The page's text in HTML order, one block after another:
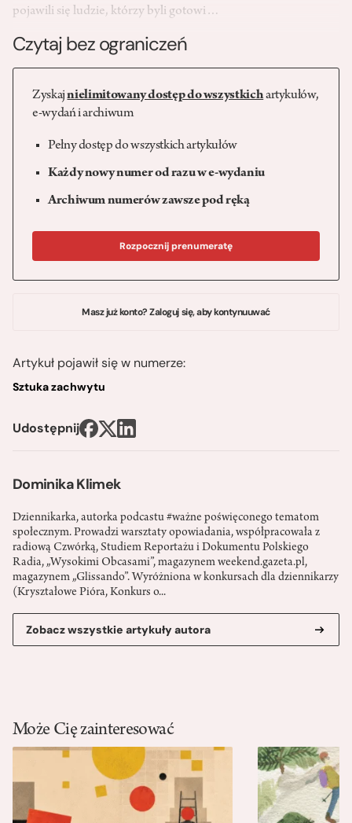
Dominika Klimek
Dziennikarka, autorka podcastu #ważne poświęconego tematom
społecznym. Prowadzi warsztaty opowiadania, współpracowała z
radiową Czwórką, Studiem Reportażu i Dokumentu Polskiego
Radia, „Wysokimi Obcasami”, magazynem weekend.gazeta.pl,
magazynem „Glissando”. Wyróżniona w konkursach dla dziennikarzy
(Kryształowe Pióra, Konkurs o...
Zobacz wszystkie artykuły autora
pojawili się ludzie, którzy byli gotowi…
Czytaj bez ograniczeń
Zyskajnielimitowany dostęp do wszystkichartykułów,
e-wydań i archiwum
Pełny dostęp do wszystkich artykułów
Każdy nowy numer od razu w e-wydaniu
Archiwum numerów zawsze pod ręką
Rozpocznij prenumeratę
Masz już konto? Zaloguj się, aby kontynuuwać
Artykuł pojawił się w numerze:
Sztuka zachwytu
Udostępnij
Może Cię zainteresować